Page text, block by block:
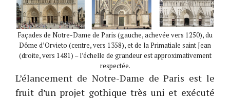
Façades de Notre-Dame de Paris (gauche, achevée vers 1250), du
Dôme d’Orvieto (centre, vers 1358), et de la Primatiale saint Jean
(droite, vers 1481) – l’échelle de grandeur est approximativement
respectée.
L’élancement de Notre-Dame de Paris est le
fruit d’un projet gothique très uni et exécuté